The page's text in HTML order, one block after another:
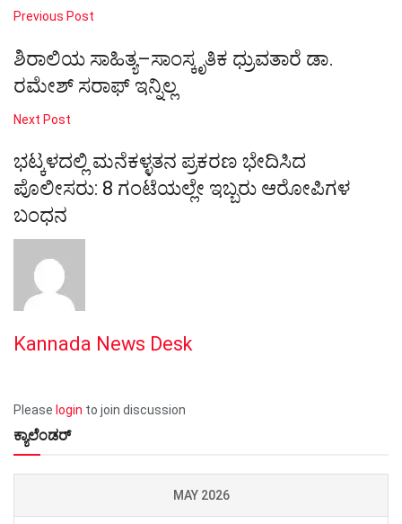
Previous Post
ಶಿರಾಲಿಯ ಸಾಹಿತ್ಯ–ಸಾಂಸ್ಕೃತಿಕ ಧ್ರುವತಾರೆ ಡಾ.
ರಮೇಶ್ ಸರಾಫ್ ಇನ್ನಿಲ್ಲ
Next Post
ಭಟ್ಕಳದಲ್ಲಿ ಮನೆಕಳ್ಳತನ ಪ್ರಕರಣ ಭೇದಿಸಿದ
ಪೊಲೀಸರು: 8 ಗಂಟೆಯಲ್ಲೇ ಇಬ್ಬರು ಆರೋಪಿಗಳ
ಬಂಧನ
Kannada News Desk
Please login to join discussion
ಕ್ಯಾಲೆಂಡರ್
MAY 2026